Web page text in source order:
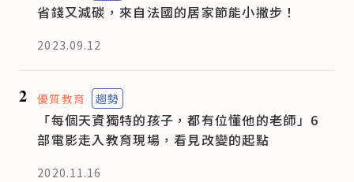
省錢又減碳，來自法國的居家節能小撇步！
2023.09.12
2 優質教育 趨勢
「每個天資獨特的孩子，都有位懂他的老師」6
部電影走入教育現場，看見改變的起點
2020.11.16